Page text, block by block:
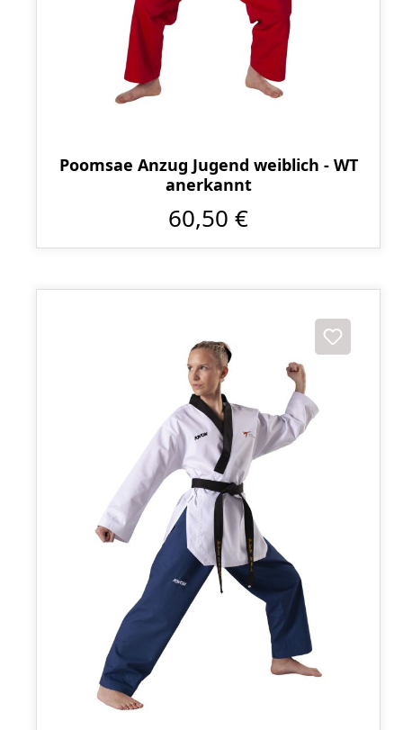
Poomsae Anzug Jugend weiblich - WT
anerkannt
60,50 €